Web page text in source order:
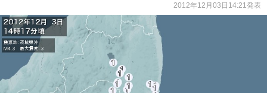
2012年12月03日14:21発表